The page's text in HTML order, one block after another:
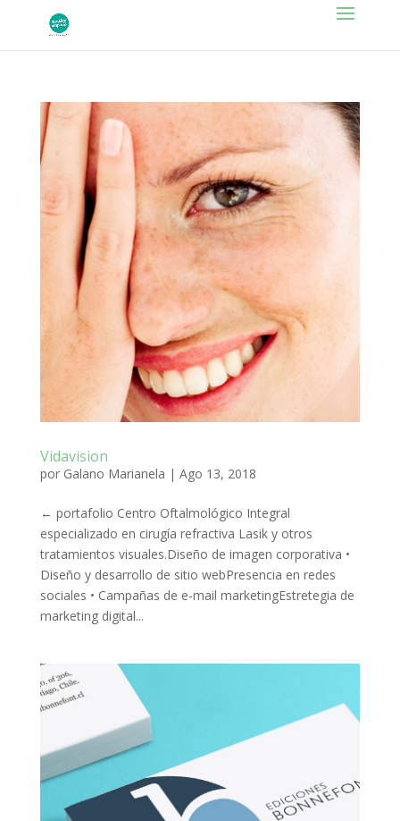
Vidavision
por Galano Marianela | Ago 13, 2018
← portafolio Centro Oftalmológico Integral
especializado en cirugía refractiva Lasik y otros
tratamientos visuales.Diseño de imagen corporativa •
Diseño y desarrollo de sitio webPresencia en redes
sociales • Campañas de e-mail marketingEstretegia de
marketing digital...